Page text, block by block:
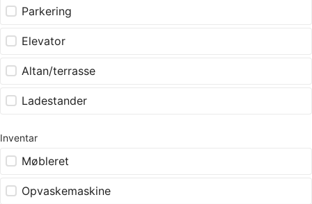
Parkering
Elevator
Altan/terrasse
Ladestander
Inventar
Møbleret
Opvaskemaskine